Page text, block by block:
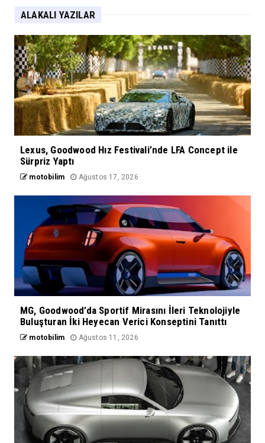
ALAKALI YAZILAR
Lexus, Goodwood Hız Festivali’nde LFA Concept ile
Sürpriz Yaptı
motobilim Ağustos 17, 2026
MG, Goodwood’da Sportif Mirasını İleri Teknolojiyle
Buluşturan İki Heyecan Verici Konseptini Tanıttı
motobilim Ağustos 11, 2026